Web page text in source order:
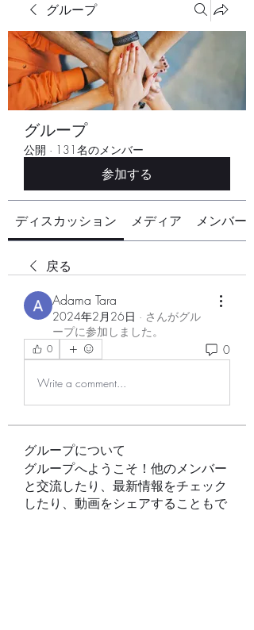
グループ
グループ
公開 · 131名のメンバー
参加する
ディスカッション メディア メンバー
戻る
Adama Tara
2024年2月26日 · さんがグル
ープに参加しました。
0 0
Write a comment...
グループについて
グループへようこそ！他のメンバー
と交流したり、最新情報をチェック
したり、動画をシェアすることもで